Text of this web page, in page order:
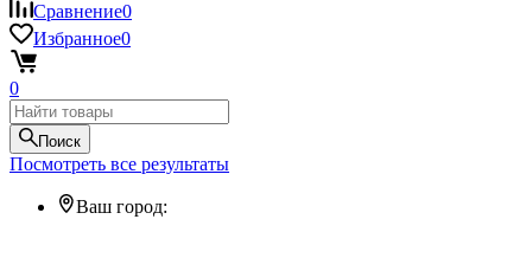
Сравнение0
Избранное0
0
Поиск
Посмотреть все результаты
Ваш город: